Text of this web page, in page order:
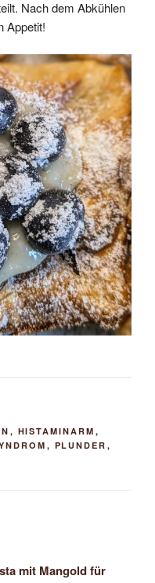
Nach dem Abkühlen
Appetit!
, HISTAMINARM ,
, PLUNDER ,
mit Mangold für